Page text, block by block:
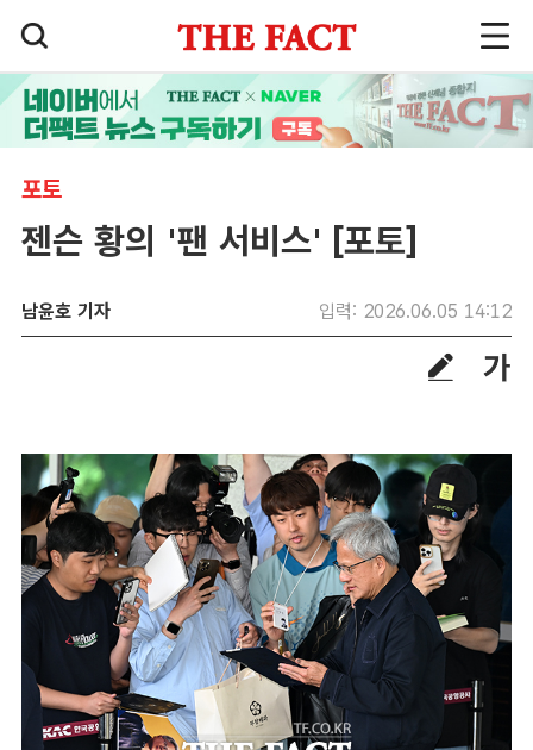
포토
젠슨 황의 '팬 서비스' [포토]
남윤호 기자 입력: 2026.06.05 14:12